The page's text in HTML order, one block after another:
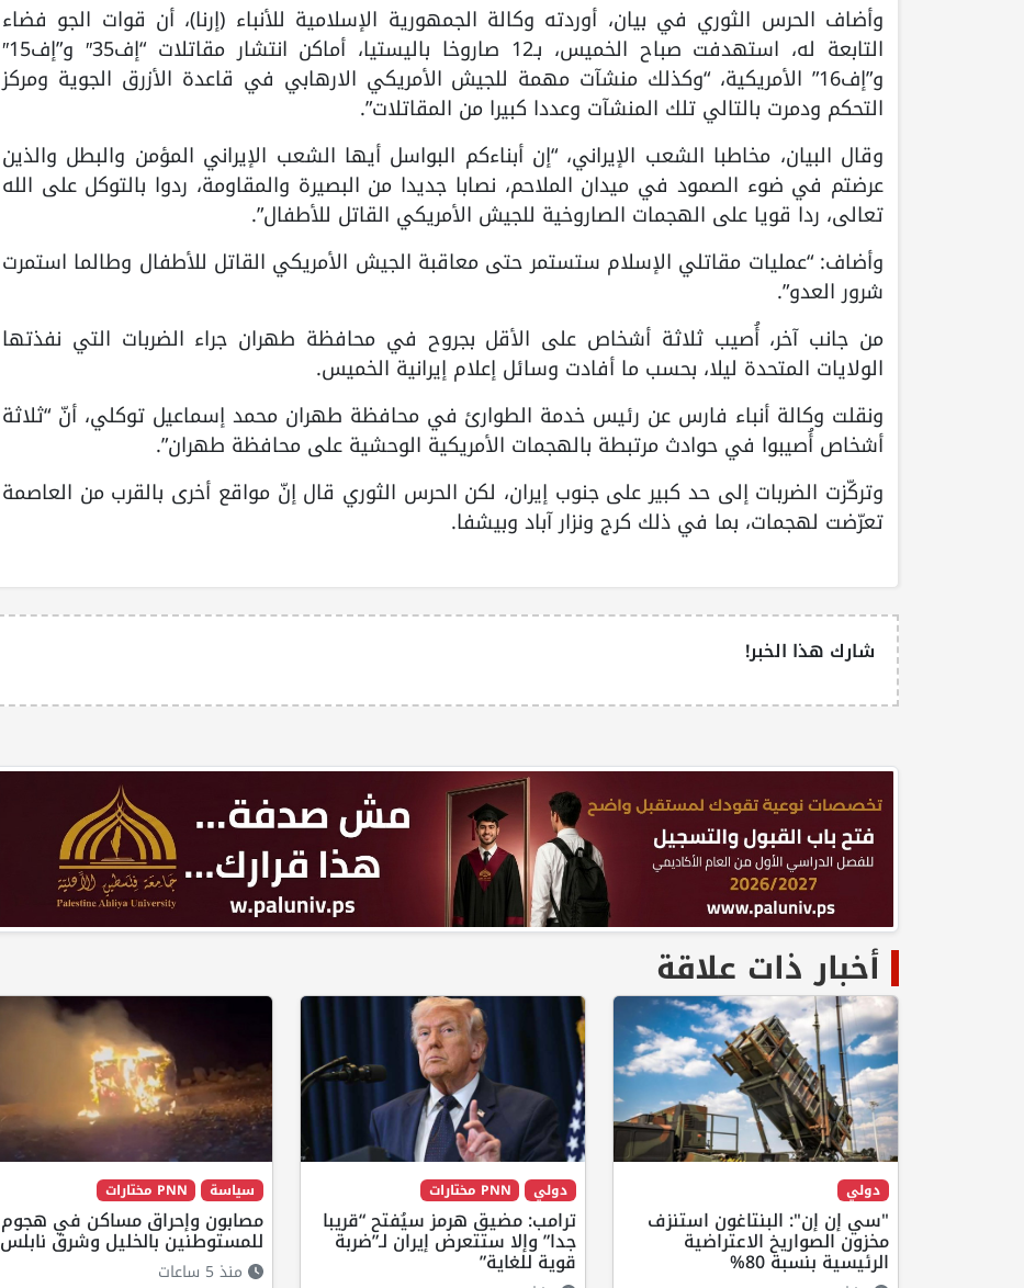
وأضاف الحرس الثوري في بيان، أوردته وكالة الجمهورية الإسلامية للأنباء (إرنا)، أن قوات الجو فضاء
التابعة له، استهدفت صباح الخميس، بـ12 صاروخا باليستيا، أماكن انتشار مقاتلات “إف35″ و”إف15″
و”إف16” الأمريكية، “وكذلك منشآت مهمة للجيش الأمريكي الارهابي في قاعدة الأزرق الجوية ومركز
التحكم ودمرت بالتالي تلك المنشآت وعددا كبيرا من المقاتلات”.
وقال البيان، مخاطبا الشعب الإيراني، “إن أبناءكم البواسل أيها الشعب الإيراني المؤمن والبطل والذين
عرضتم في ضوء الصمود في ميدان الملاحم، نصابا جديدا من البصيرة والمقاومة، ردوا بالتوكل على الله
تعالى، ردا قويا على الهجمات الصاروخية للجيش الأمريكي القاتل للأطفال”.
وأضاف: “عمليات مقاتلي الإسلام ستستمر حتى معاقبة الجيش الأمريكي القاتل للأطفال وطالما استمرت
شرور العدو”.
من جانب آخر، أُصيب ثلاثة أشخاص على الأقل بجروح في محافظة طهران جراء الضربات التي نفذتها
الولايات المتحدة ليلا، بحسب ما أفادت وسائل إعلام إيرانية الخميس.
ونقلت وكالة أنباء فارس عن رئيس خدمة الطوارئ في محافظة طهران محمد إسماعيل توكلي، أنّ “ثلاثة
أشخاص أُصيبوا في حوادث مرتبطة بالهجمات الأمريكية الوحشية على محافظة طهران”.
وتركّزت الضربات إلى حد كبير على جنوب إيران، لكن الحرس الثوري قال إنّ مواقع أخرى بالقرب من العاصمة
تعرّضت لهجمات، بما في ذلك كرج ونزار آباد وبيشفا.
شارك هذا الخبر!
أخبار ذات علاقة
دولي
"سي إن إن": البنتاغون استنزف
مخزون الصواريخ الاعتراضية
الرئيسية بنسبة 80%
دولي PNN مختارات
ترامب: مضيق هرمز سيُفتح “قريبا
جدا” وإلا ستتعرض إيران لـ”ضربة
قوية للغاية”
سياسة PNN مختارات
مصابون وإحراق مساكن في هجوم
للمستوطنين بالخليل وشرق نابلس
منذ 5 ساعات